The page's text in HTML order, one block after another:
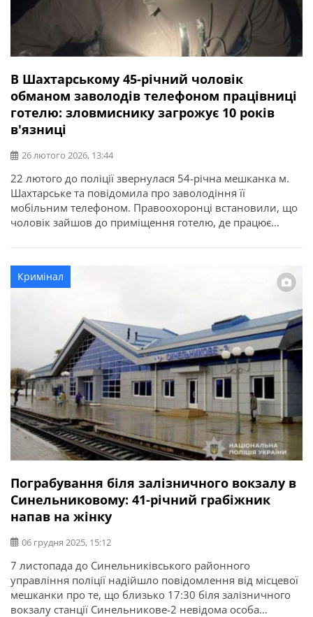
В Шахтарському 45-річний чоловік
обманом заволодів телефоном працівниці
готелю: зловмиснику загрожує 10 років
в'язниці
26 лютого 2026, 13:44
22 лютого до поліції звернулася 54-річна мешканка м.
Шахтарське та повідомила про заволодіння її
мобільним телефоном. Правоохоронці встановили, що
чоловік зайшов до приміщення готелю, де працює
дзвінка попросив у неї телефон. Отримавши гаджет у
руки, він залишив приміщення та втік. Про це
повідомляє ГУНП в Дніпропетровській області. У ході
Кримінал
Пограбування біля залізничного вокзалу в
Синельниковому: 41-річний грабіжник
напав на жінку
06 грудня 2025, 15:12
7 листопада до Синельниківського районного
управління поліції надійшло повідомлення від місцевої
мешканки про те, що близько 17:30 біля залізничного
вокзалу станції Синельникове-2 невідома особа